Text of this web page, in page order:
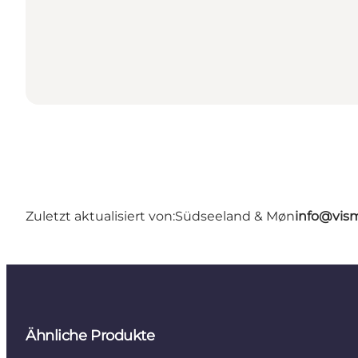
Zuletzt aktualisiert von:Südseeland & Møn
Ähnliche Produkte